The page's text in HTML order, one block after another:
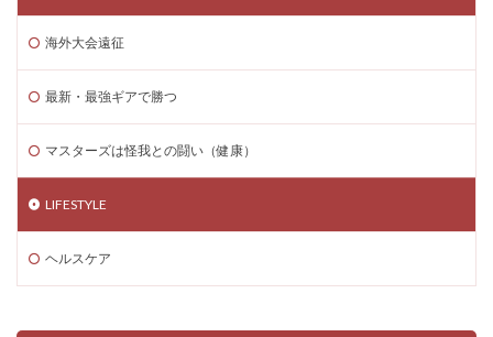
海外大会遠征
最新・最強ギアで勝つ
マスターズは怪我との闘い（健康）
LIFESTYLE
ヘルスケア